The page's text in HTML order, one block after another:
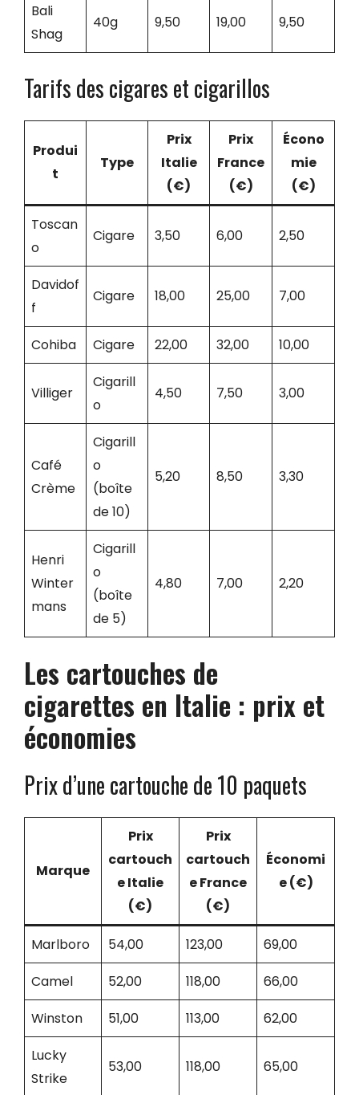
Bali
Shag
40g 9,50 19,00 9,50
Tarifs des cigares et cigarillos
Produi
t
Type
Prix
Italie
(€)
Prix
France
(€)
Écono
mie
(€)
Toscan
o
Cigare 3,50 6,00 2,50
Davidof
f
Cigare 18,00 25,00 7,00
Cohiba Cigare 22,00 32,00 10,00
Villiger
Cigarill
o
4,50 7,50 3,00
Café
Crème
Cigarill
o
(boîte
de 10)
5,20 8,50 3,30
Henri
Winter
mans
Cigarill
o
(boîte
de 5)
4,80 7,00 2,20
Les cartouches de
cigarettes en Italie : prix et
économies
Prix d’une cartouche de 10 paquets
Marque
Prix
cartouch
e Italie
(€)
Prix
cartouch
e France
(€)
Économi
e (€)
Marlboro 54,00 123,00
69,00
Camel
52,00 118,00
66,00
Winston
51,00 113,00
62,00
Lucky
Strike
53,00 118,00 65,00